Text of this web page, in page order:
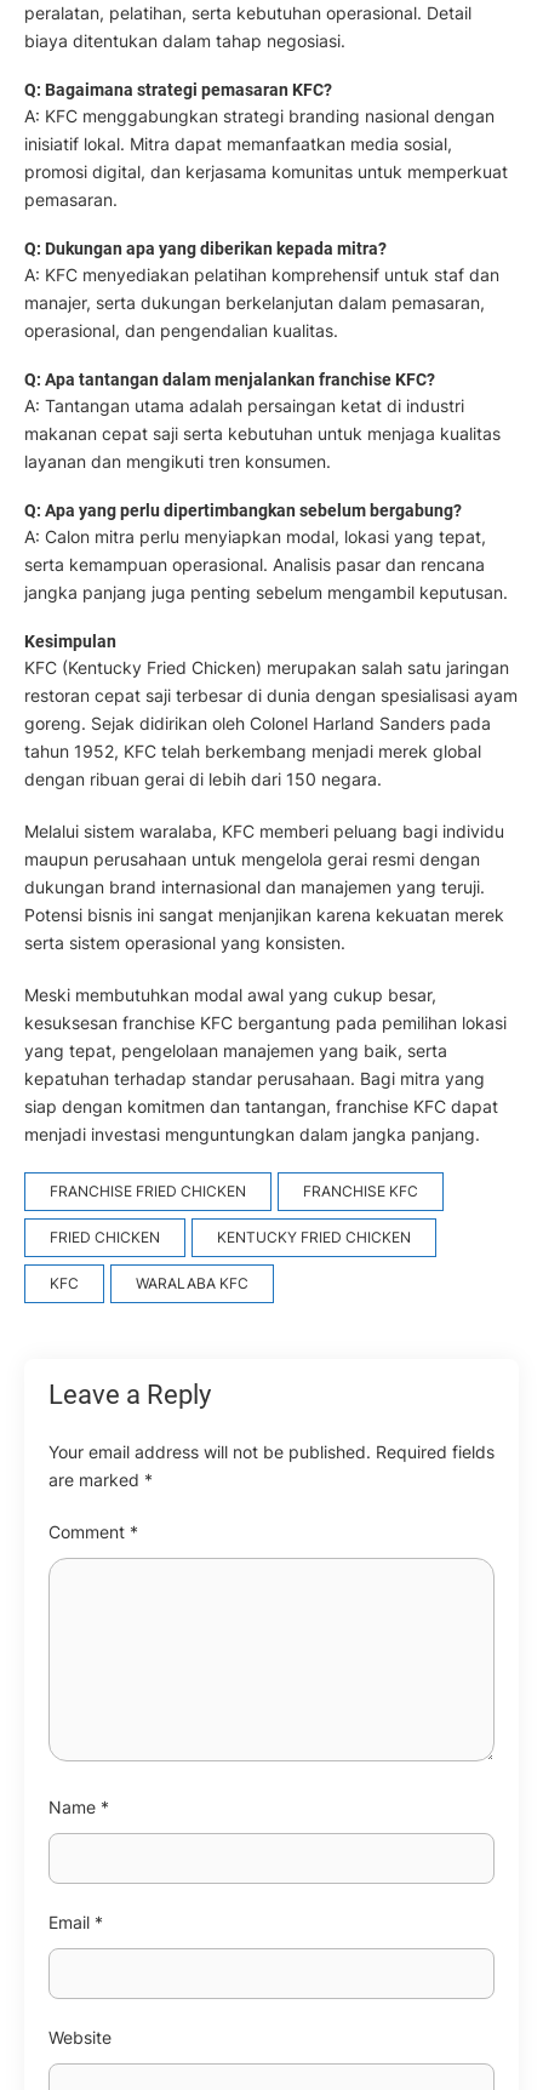
peralatan, pelatihan, serta kebutuhan operasional. Detail
biaya ditentukan dalam tahap negosiasi.
Q: Bagaimana strategi pemasaran KFC?
A: KFC menggabungkan strategi branding nasional dengan
inisiatif lokal. Mitra dapat memanfaatkan media sosial,
promosi digital, dan kerjasama komunitas untuk memperkuat
pemasaran.
Q: Dukungan apa yang diberikan kepada mitra?
A: KFC menyediakan pelatihan komprehensif untuk staf dan
manajer, serta dukungan berkelanjutan dalam pemasaran,
operasional, dan pengendalian kualitas.
Q: Apa tantangan dalam menjalankan franchise KFC?
A: Tantangan utama adalah persaingan ketat di industri
makanan cepat saji serta kebutuhan untuk menjaga kualitas
layanan dan mengikuti tren konsumen.
Q: Apa yang perlu dipertimbangkan sebelum bergabung?
A: Calon mitra perlu menyiapkan modal, lokasi yang tepat,
serta kemampuan operasional. Analisis pasar dan rencana
jangka panjang juga penting sebelum mengambil keputusan.
Kesimpulan
KFC (Kentucky Fried Chicken) merupakan salah satu jaringan
restoran cepat saji terbesar di dunia dengan spesialisasi ayam
goreng. Sejak didirikan oleh Colonel Harland Sanders pada
tahun 1952, KFC telah berkembang menjadi merek global
dengan ribuan gerai di lebih dari 150 negara.
Melalui sistem waralaba, KFC memberi peluang bagi individu
maupun perusahaan untuk mengelola gerai resmi dengan
dukungan brand internasional dan manajemen yang teruji.
Potensi bisnis ini sangat menjanjikan karena kekuatan merek
serta sistem operasional yang konsisten.
Meski membutuhkan modal awal yang cukup besar,
kesuksesan franchise KFC bergantung pada pemilihan lokasi
yang tepat, pengelolaan manajemen yang baik, serta
kepatuhan terhadap standar perusahaan. Bagi mitra yang
siap dengan komitmen dan tantangan, franchise KFC dapat
menjadi investasi menguntungkan dalam jangka panjang.
FRANCHISE FRIED CHICKEN FRANCHISE KFC
FRIED CHICKEN KENTUCKY FRIED CHICKEN
KFC WARALABA KFC
Leave a Reply
Your email address will not be published. Required fields
are marked *
Comment *
Name *
Email *
Website